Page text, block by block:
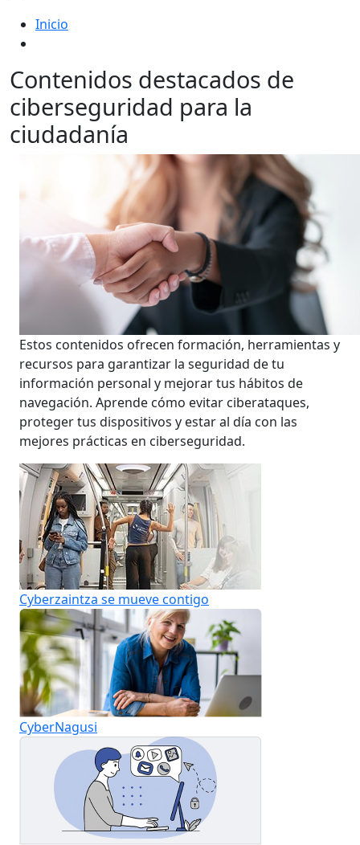
Inicio
Contenidos destacados de
ciberseguridad para la
ciudadanía
Estos contenidos ofrecen formación, herramientas y
recursos para garantizar la seguridad de tu
información personal y mejorar tus hábitos de
navegación. Aprende cómo evitar ciberataques,
proteger tus dispositivos y estar al día con las
mejores prácticas en ciberseguridad.
Cyberzaintza se mueve contigo
CyberNagusi